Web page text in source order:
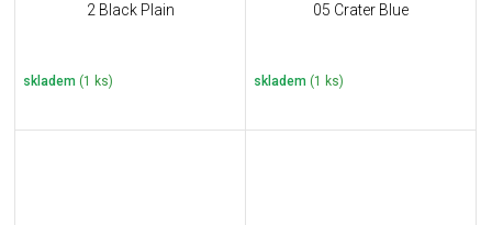
2 Black Plain
skladem (1 ks)
05 Crater Blue
skladem (1 ks)